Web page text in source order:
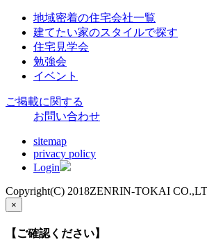
地域密着の住宅会社一覧
建てたい家のスタイルで探す
住宅見学会
勉強会
イベント
ご掲載に関する
お問い合わせ
sitemap
privacy policy
Login
Copyright(C) 2018ZENRIN-TOKAI
×
【ご確認ください】